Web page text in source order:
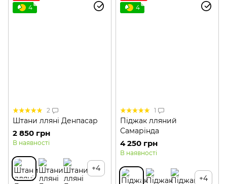
4
2
Штани лляні Денпасар
2 850 грн
В наявності
+4
4
1
Піджак лляний
Самарінда
4 250 грн
В наявності
+4